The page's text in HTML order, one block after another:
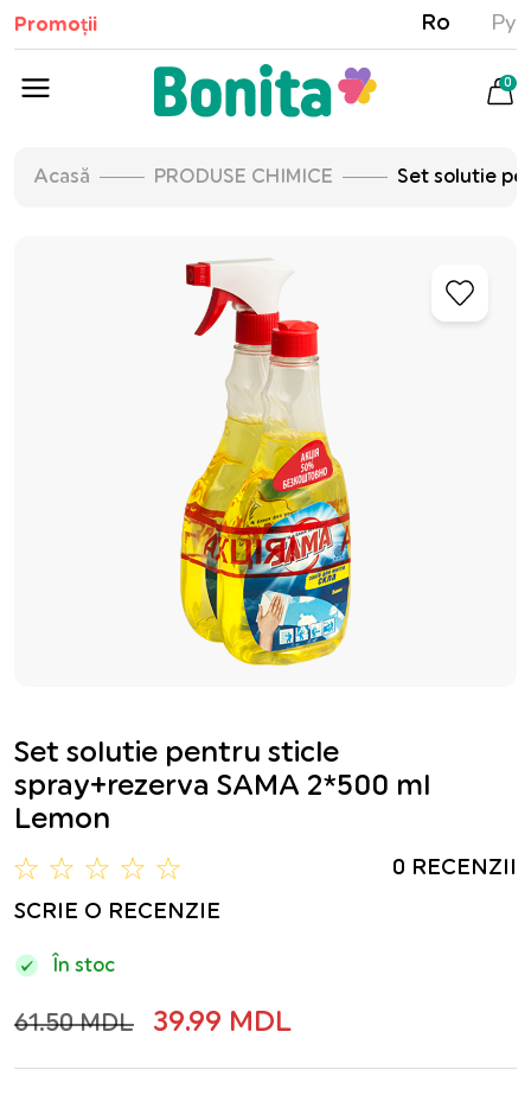
Promoții Ro Ру
0
Acasă PRODUSE CHIMICE Set solutie
Set solutie pentru sticle
spray+rezerva SAMA 2*500 ml
Lemon
0 RECENZII
SCRIE O RECENZIE
În stoc
61.50 MDL 39.99 MDL